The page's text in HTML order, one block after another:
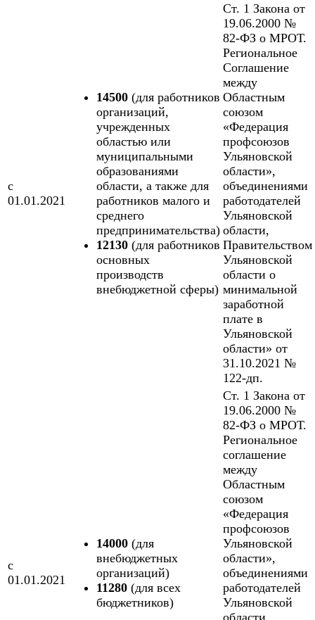
с
01.01.2021
14500 (для работников
организаций,
учрежденных
областью или
муниципальными
образованиями
области, а также для
работников малого и
среднего
предпринимательства)
12130 (для работников
основных
производств
внебюджетной сферы)
Ст. 1 Закона от
19.06.2000 №
82-ФЗ о МРОТ.
Региональное
Соглашение
между
Областным
союзом
«Федерация
профсоюзов
Ульяновской
области»,
объединениями
работодателей
Ульяновской
области,
Правительством
Ульяновской
области о
минимальной
заработной
плате в
Ульяновской
области» от
31.10.2021 №
122-дп.
с
01.01.2021
14000 (для
внебюджетных
организаций)
11280 (для всех
бюджетников)
Ст. 1 Закона от
19.06.2000 №
82-ФЗ о МРОТ.
Региональное
соглашение
между
Областным
союзом
«Федерация
профсоюзов
Ульяновской
области»,
объединениями
работодателей
Ульяновской
области,